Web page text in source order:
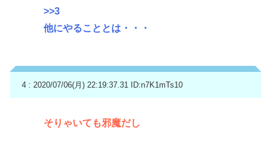
>>3
他にやることとは・・・
4 : 2020/07/06(月) 22:19:37.31 ID:n7K1mTs10
そりゃいても邪魔だし